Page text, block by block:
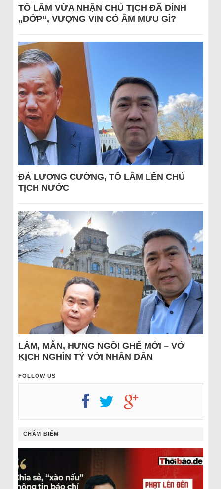
TÔ LÂM VỪA NHẬN CHỦ TỊCH ĐÃ DÍNH
„DỚP“, VƯỢNG VIN CÓ ÂM MƯU GÌ?
ĐÁ LƯƠNG CƯỜNG, TÔ LÂM LÊN CHỦ
TỊCH NƯỚC
LÂM, MẪN, HƯNG NGỒI GHẾ MỚI – VỞ
KỊCH NGHÌN TỶ VỚI NHÂN DÂN
FOLLOW US
CHÂM BIẾM